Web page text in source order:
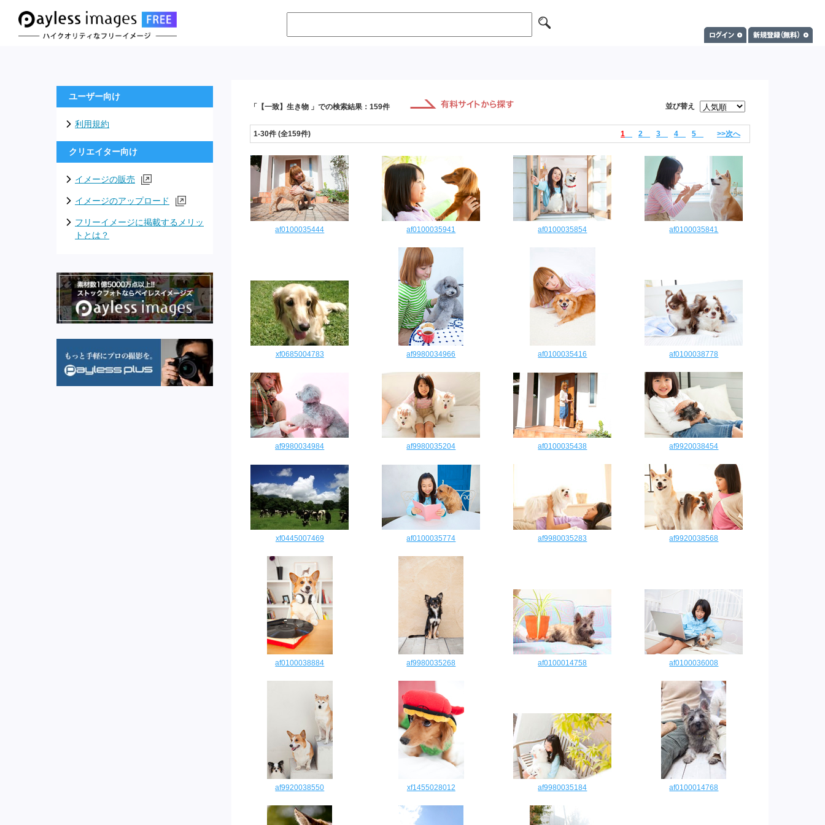
「【一致】生き物 」での検索結果：159件 並び替え
1-30件 (全159件) 1 2 3 4 5 >>次へ
af0100035444 af0100035941 af0100035854 af0100035841
xf0685004783 af9980034966 af0100035416 af0100038778
af9980034984 af9980035204 af0100035438 af9920038454
xf0445007469 af0100035774 af9980035283 af9920038568
af0100038884 af9980035268 af0100014758 af0100036008
af9920038550 xf1455028012 af9980035184 af0100014768
ユーザー向け
利用規約
クリエイター向け
イメージの販売
イメージのアップロード
フリーイメージに掲載するメリッ
トとは？